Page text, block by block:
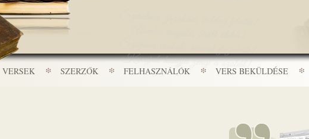
VERSEK SZERZŐK FELHASZNÁLÓK VERS BEKÜLDÉSE